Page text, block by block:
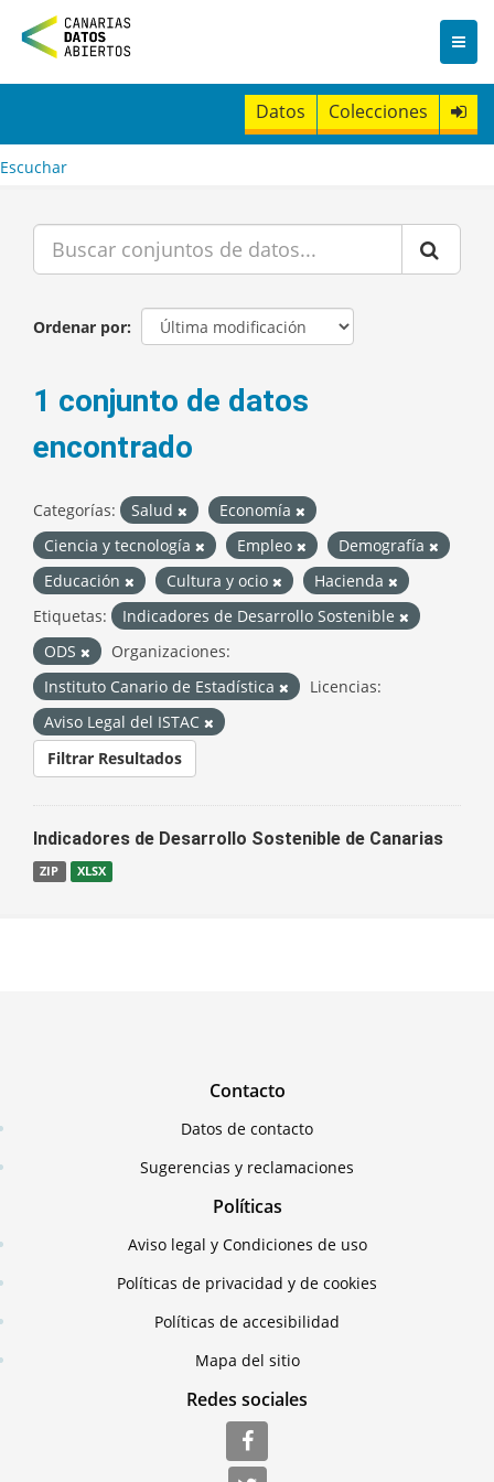
n
t
Datos Colecciones
Escuchar
Ordenar por
1 conjunto de datos
encontrado
Categorías: Salud
Economía
Ciencia y tecnología
Empleo
Demografía
Educación
Cultura y ocio
Hacienda
Etiquetas:
Indicadores de Desarrollo Sostenible
ODS
Organizaciones:
Instituto Canario de Estadística
Licencias:
Aviso Legal del ISTAC
Filtrar Resultados
Indicadores de Desarrollo Sostenible de Canarias
ZIP XLSX
Contacto
Datos de contacto
Sugerencias y reclamaciones
Políticas
Aviso legal y Condiciones de uso
Políticas de privacidad y de cookies
Políticas de accesibilidad
Mapa del sitio
Redes sociales